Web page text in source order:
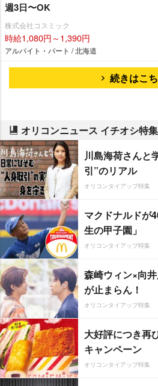
週3日〜OK
株式会社コスミック
時給1,080円～1,390円
アルバイト・パート / 北海道
続きはこ
オリコンニュース イチオシ特集
川島海荷さんと
引”のリアル
オリコンタイアップ特集
マクドナルドが
生の甲子園」
オリコンタイアップ特集
森崎ウィン×向
が止まらん！
オリコンタイアップ特集
大好評につき再
キャンペーン
オリコンタイアップ特集